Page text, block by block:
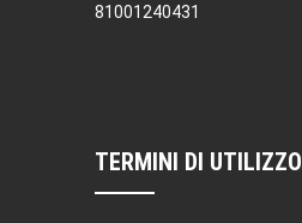
81001240431
TERMINI DI UTILIZZO